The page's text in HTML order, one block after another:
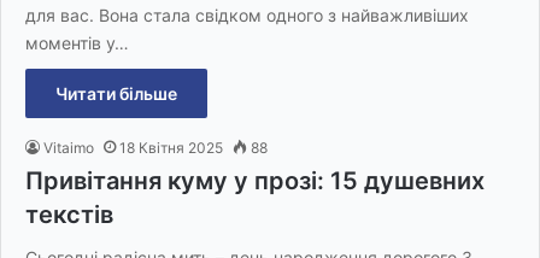
для вас. Вона стала свідком одного з найважливіших
моментів у…
Читати більше
Vitaimo 18 Квітня 2025 88
Привітання куму у прозі: 15 душевних
текстів